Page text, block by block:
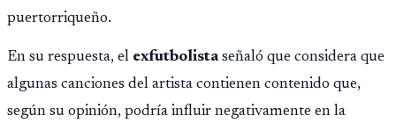
puertorriqueño.
En su respuesta, el exfutbolistaseñaló que considera que
algunas canciones del artista contienen contenido que,
según su opinión, podría influir negativamente en la